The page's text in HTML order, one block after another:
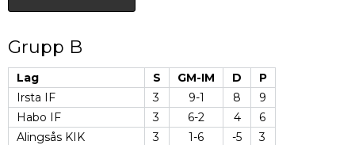
Grupp B
Lag S GM-IM D
P
Irsta IF
3 9-1 8
9
Habo IF
3 6-2 4
6
Alingsås KIK
3 1-6 -5
3